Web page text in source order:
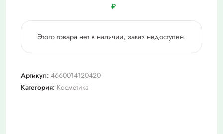
₽
Этого товара нет в наличии, заказ недоступен.
Артикул: 4660014120420
Категория: Косметика